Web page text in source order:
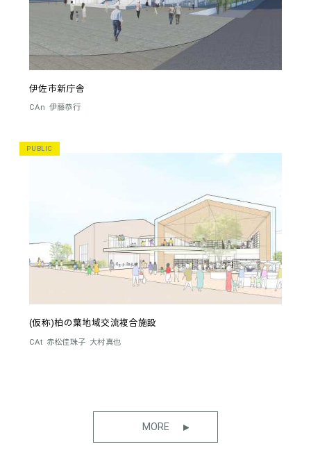
伊佐市新庁舎
CAn 伊藤恭行
PUBLIC
(仮称)柏の葉地域交流複合施設
CAt 赤松佳珠子 大村真也
MORE